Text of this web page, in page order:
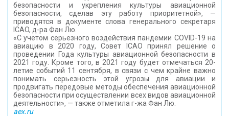
безопасности и укрепления культуры авиационной
безопасности, сделав эту работу приоритетной», —
приводятся в документе слова генерального секретаря
ICAO, д-ра Фан Лю.
«С учетом серьезного воздействия пандемии COVID-19 на
авиацию в 2020 году, Совет ICAO принял решение о
проведении Года культуры авиационной безопасности в
2021 году. Кроме того, в 2021 году будет отмечаться 20-
летие событий 11 сентября, в связи с чем крайне важно
понимать серьезность этой угрозы для авиации и
продвигать передовые методы обеспечения авиационной
безопасности при осуществлении всех видов авиационной
деятельности», — также отметила г-жа Фан Лю.
aex.ru